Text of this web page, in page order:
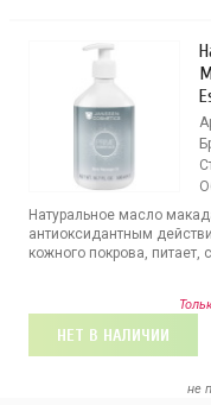
Натуральное масло
антиоксидантным
кожного покрова, питает,
НЕТ В НАЛИЧИИ
не